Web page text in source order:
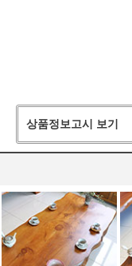
상품정보고시 보기